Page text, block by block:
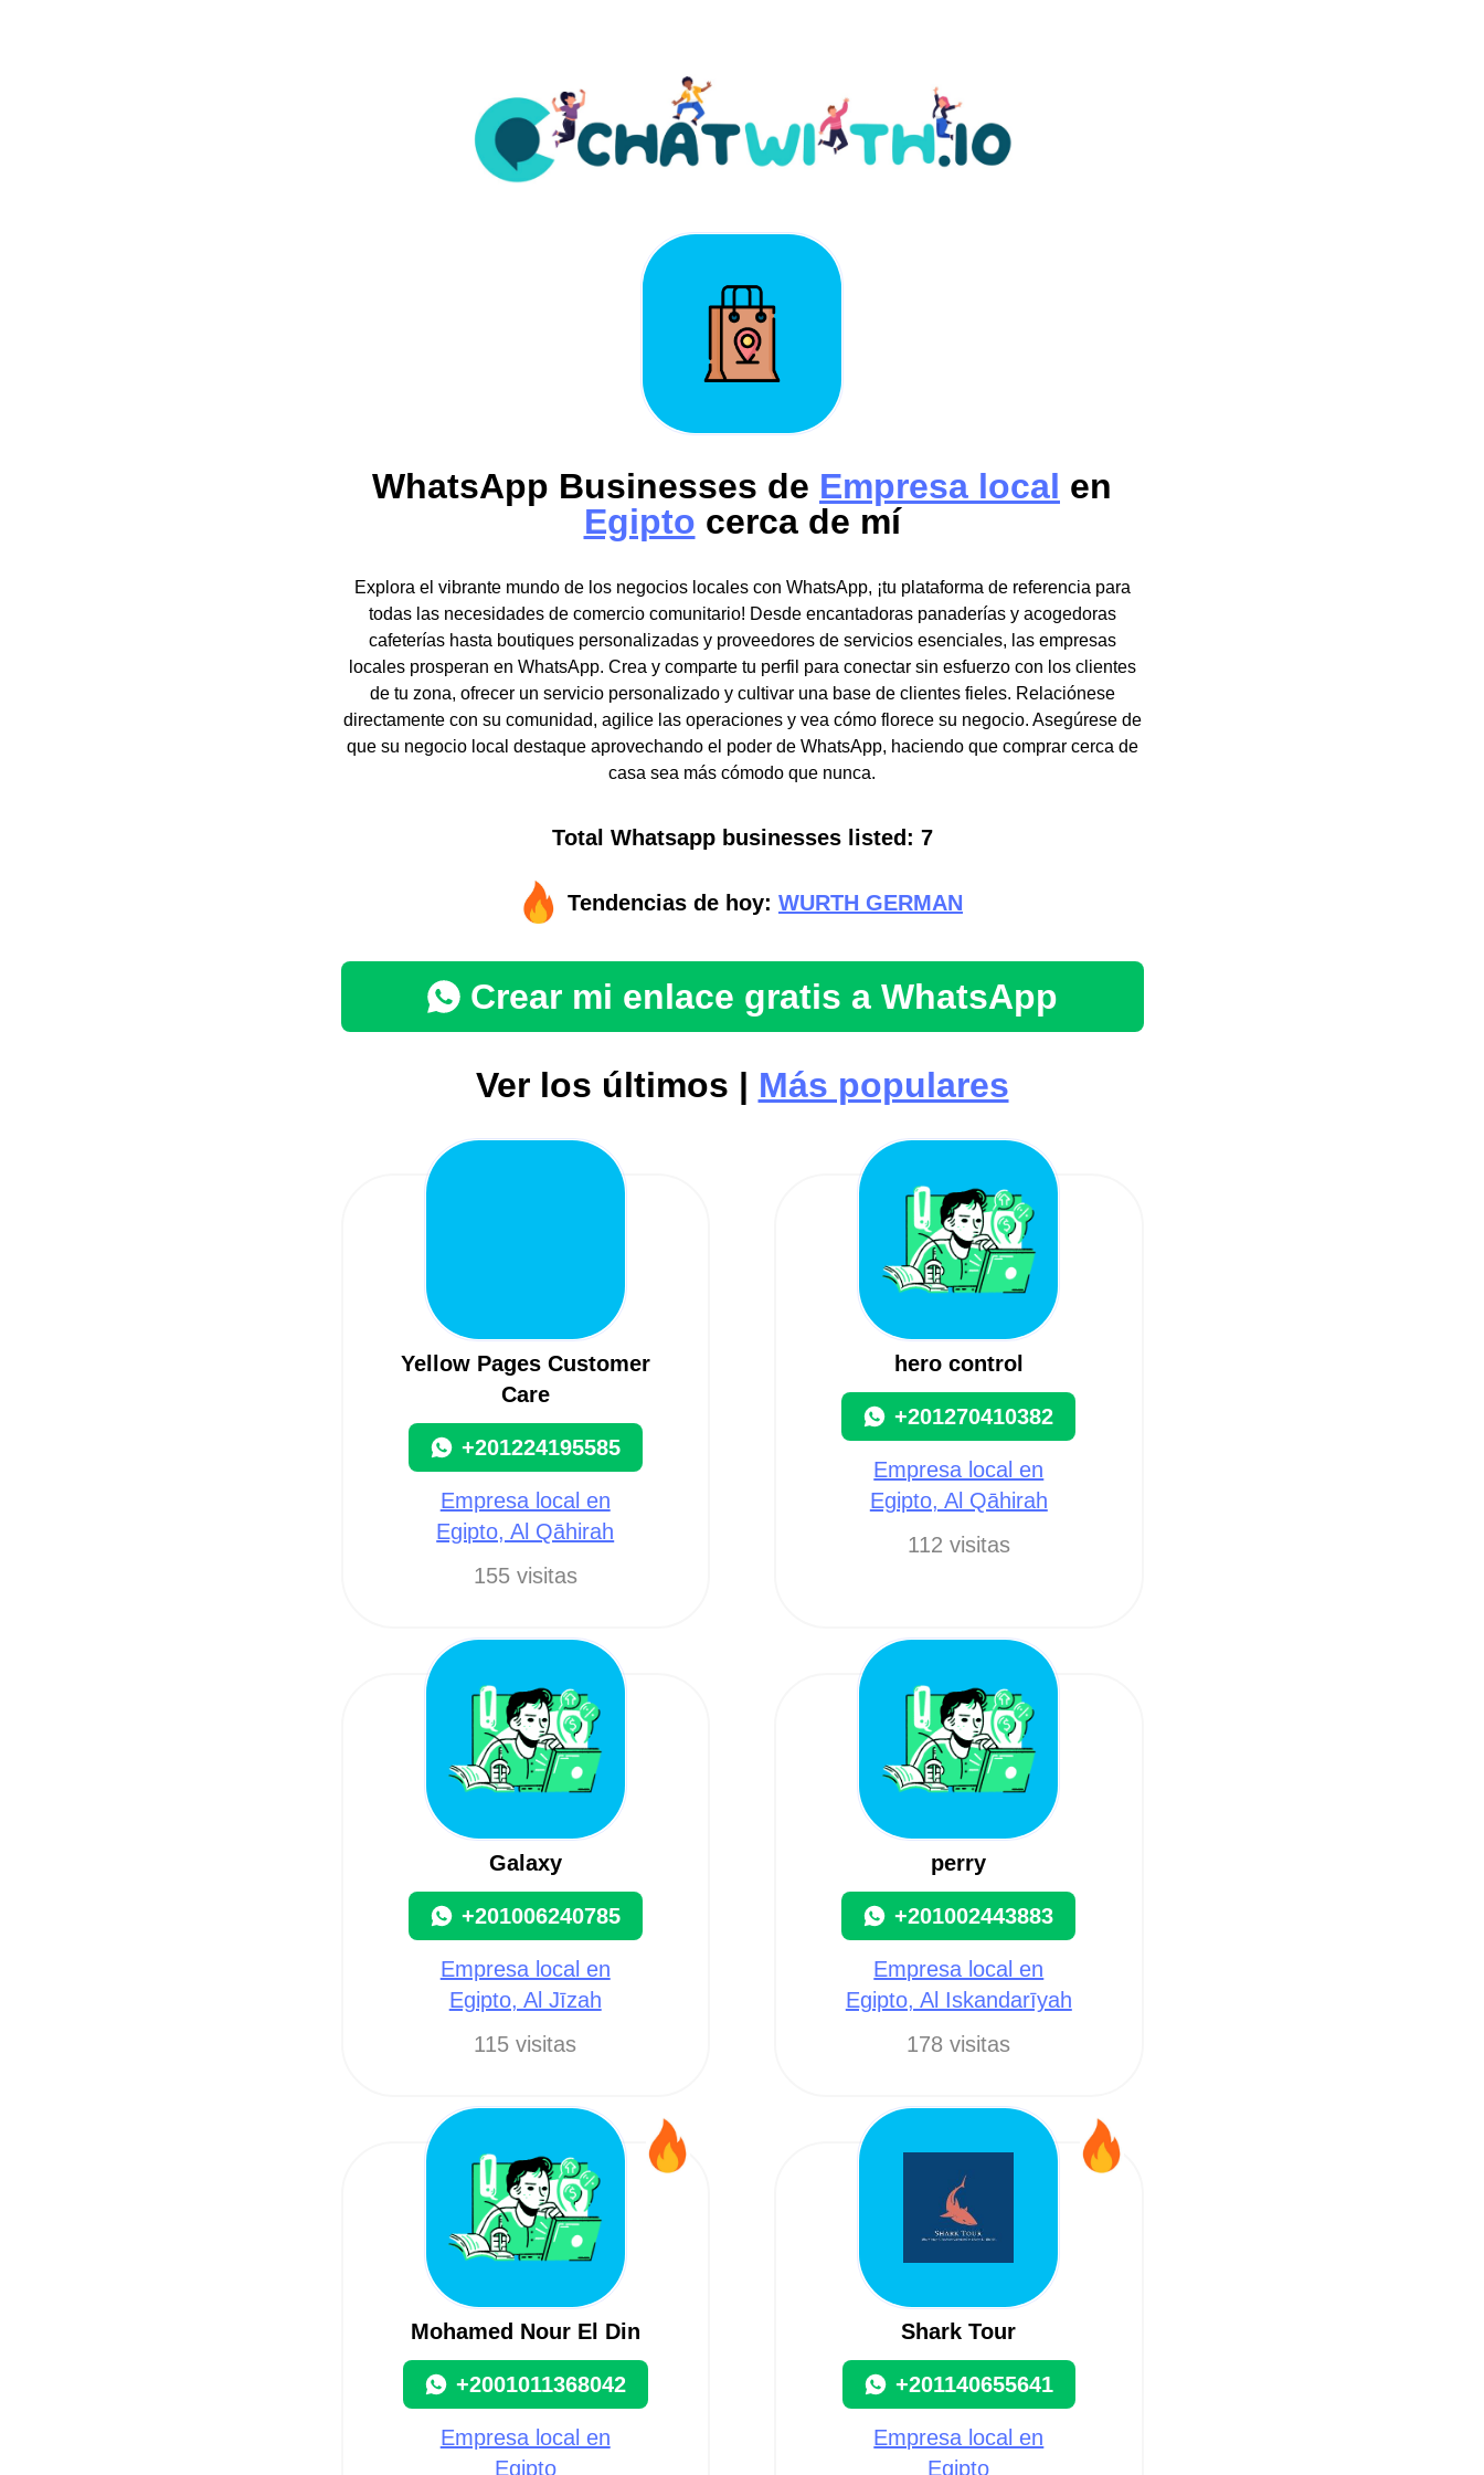
WhatsApp Businesses de Empresa local en
Egipto cerca de mí
Explora el vibrante mundo de los negocios locales con WhatsApp, ¡tu plataforma de referencia para
todas las necesidades de comercio comunitario! Desde encantadoras panaderías y acogedoras
cafeterías hasta boutiques personalizadas y proveedores de servicios esenciales, las empresas
locales prosperan en WhatsApp. Crea y comparte tu perfil para conectar sin esfuerzo con los clientes
de tu zona, ofrecer un servicio personalizado y cultivar una base de clientes fieles. Relaciónese
directamente con su comunidad, agilice las operaciones y vea cómo florece su negocio. Asegúrese de
que su negocio local destaque aprovechando el poder de WhatsApp, haciendo que comprar cerca de
casa sea más cómodo que nunca.
Total Whatsapp businesses listed: 7
Tendencias de hoy: WURTH GERMAN
Crear mi enlace gratis a WhatsApp
Ver los últimos | Más populares
Yellow Pages Customer
Care
+201224195585
Empresa local en
Egipto, Al Qāhirah
155 visitas
hero control
+201270410382
Empresa local en
Egipto, Al Qāhirah
112 visitas
Galaxy
+201006240785
Empresa local en
Egipto, Al Jīzah
115 visitas
perry
+201002443883
Empresa local en
Egipto, Al Iskandarīyah
178 visitas
Mohamed Nour El Din
+2001011368042
Empresa local en
Egipto
Shark Tour
+201140655641
Empresa local en
Egipto